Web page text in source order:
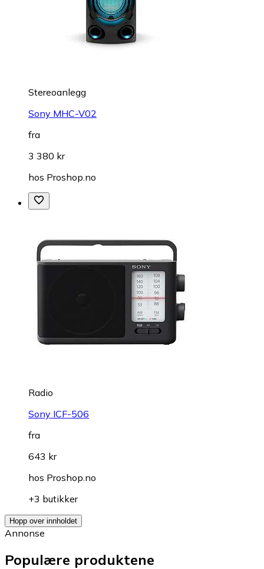
Stereoanlegg
Sony MHC-V02
fra
3 380 kr
hos Proshop.no
Radio
Sony ICF-506
fra
643 kr
hos Proshop.no
+3 butikker
Hopp over innholdet
Annonse
Populære produktene